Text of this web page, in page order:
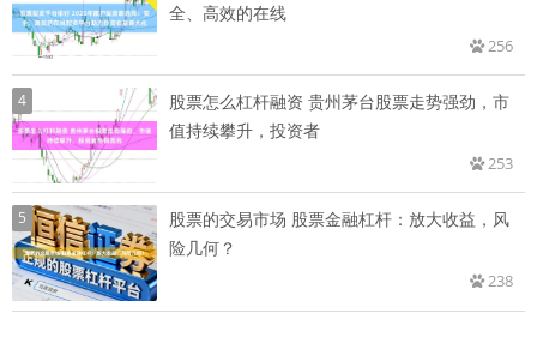
全、高效的在线
256
4
股票怎么杠杆融资 贵州茅台股票走势强劲，市
值持续攀升，投资者
253
5
股票的交易市场 股票金融杠杆：放大收益，风
险几何？
238